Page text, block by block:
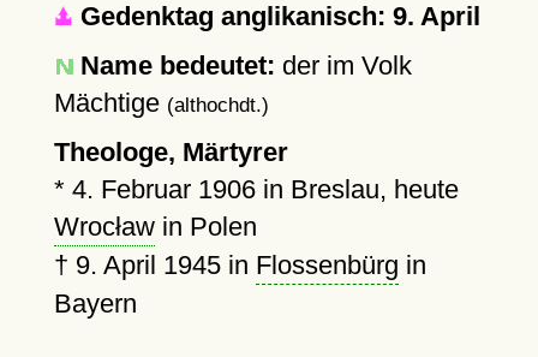
Gedenktag anglikanisch: 9. April
Name bedeutet: der im Volk
Mächtige (althochdt.)
Theologe, Märtyrer
* 4. Februar 1906in Breslau, heute
Wrocławin Polen
† 9. April 1945in Flossenbürg in
Bayern